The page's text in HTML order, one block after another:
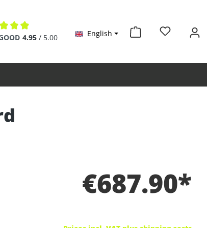
rating of 4.9 out of 5 stars
4.95 / 5.00 English
€687.90*